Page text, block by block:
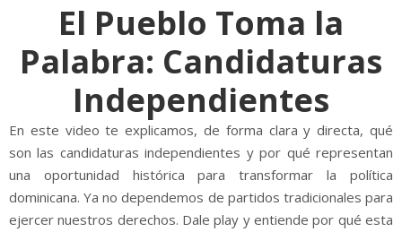
El Pueblo Toma la
Palabra: Candidaturas
Independientes
En este video te explicamos, de forma clara y directa, qué
son las candidaturas independientes y por qué representan
una oportunidad histórica para transformar la política
dominicana. Ya no dependemos de partidos tradicionales para
ejercer nuestros derechos. Dale play y entiende por qué esta